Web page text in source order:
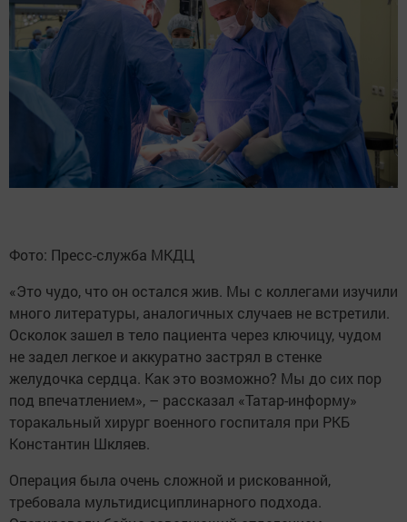
Фото: Пресс-служба МКДЦ
«Это чудо, что он остался жив. Мы с коллегами изучили
много литературы, аналогичных случаев не встретили.
Осколок зашел в тело пациента через ключицу, чудом
не задел легкое и аккуратно застрял в стенке
желудочка сердца. Как это возможно? Мы до сих пор
под впечатлением», – рассказал «Татар-информу»
торакальный хирург военного госпиталя при РКБ
Константин Шкляев.
Операция была очень сложной и рискованной,
требовала мультидисциплинарного подхода.